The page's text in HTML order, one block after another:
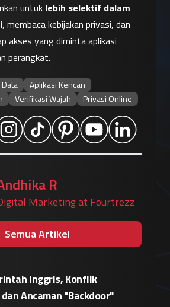
untuk lebih selektif dalam
, membaca kebijakan privasi, dan
akses yang diminta aplikasi
perangkat.
Aplikasi Kencan
Verifikasi Wajah Privasi Online
R
Marketing at Fourtrezz
Semua Artikel
Teknologi, China
Terhadap Kebijakan